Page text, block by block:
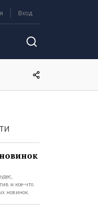
Вход
и кое-что
новинок.